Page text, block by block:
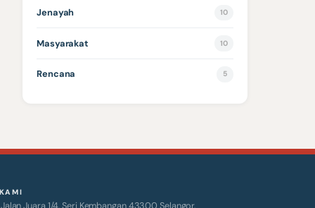
Jenayah 10
Masyarakat 10
Rencana 5
Juara 1/4, Seri Kembangan 43300 Selangor.